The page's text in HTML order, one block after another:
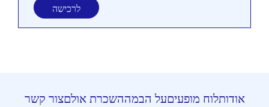
לרכישה
אודותלוח מופעיםעל הבמההשכרת אולםצור קשר